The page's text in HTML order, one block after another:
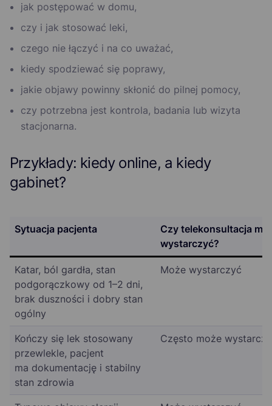
jak postępować w domu,
czy i jak stosować leki,
czego nie łączyć i na co uważać,
kiedy spodziewać się poprawy,
jakie objawy powinny skłonić do pilnej pomocy,
czy potrzebna jest kontrola, badania lub wizyta
stacjonarna.
Przykłady: kiedy online, a kiedy
gabinet?
Sytuacja pacjenta
Czy telekonsultacja
wystarczyć?
Katar, ból gardła, stan
podgorączkowy od 1–2 dni,
brak duszności i dobry stan
ogólny
Może wystarczyć
Kończy się lek stosowany
przewlekle, pacjent
ma dokumentację i stabilny
stan zdrowia
Często może